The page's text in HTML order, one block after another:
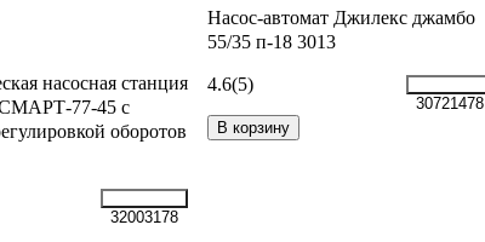
насосная станция
77-45 с
оборотов
32003178
Насос-автомат Джилекс джамбо
55/35 п-18 3013
4.6(5)
30721478
В корзину